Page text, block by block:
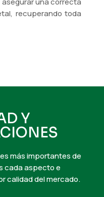
recuperando toda
Y
más importantes de
cada aspecto e
calidad del mercado.